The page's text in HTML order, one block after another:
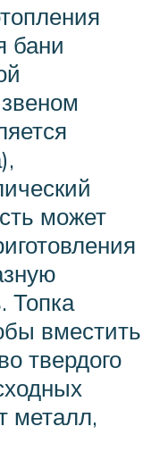
бани
может
Топка
вместить
твердого
металл,